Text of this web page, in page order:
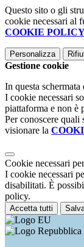
Questo sito o gli
cookie necessari al
COOKIE
Personalizza
Gestione cookie
In questa
I cookie necessari
piattaforma e non è
Per conoscere quali
visionare la
Cookie necessari
I cookie necessari
disabilitati. È
policy.
Accetta tutti